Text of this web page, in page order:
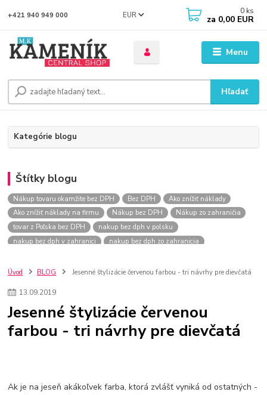
Menu
EUR
Hľadať
+421 940 949 000 0 ks
za 0,00 EUR
Kategórie blogu
Štítky blogu
Nákup tovaru okamžite bez DPH Bez DPH
Ako znížiť náklady
Ako znížiť náklady na firmu
Nákup bez DPH
Nákup zo zahraničia
tovar z Poľska bez DPH
nakup bez dph v polsku
nakup bez dph v zahranici
nakup bez dph zo zahranicia
szco nakup bez dph
Smart hodinky pre deti
Plyšový macovia
Lego Star Wars
Darčeky na Vianoce 2019
Vianočný darček pre dievča do 20€
Darčeky pre dievčatá
Star Wars
Kedy by malo batoľa meniť posteľ?
L.O.L. Surprise zvieratká
L.O.L. Surprise hračky
Úvod BLOG Jesenné štylizácie červenou farbou - tri návrhy pre dievčatá
13.09.2019
Jesenné štylizácie červenou
farbou - tri návrhy pre dievčatá
Ak je na jeseň akákoľvek farba, ktorá zvlášť vyniká od ostatných -